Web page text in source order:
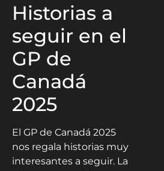
Historias a
seguir en el
GP de
Canadá
2025
El GP de Canadá 2025
nos regala historias muy
interesantes a seguir. La